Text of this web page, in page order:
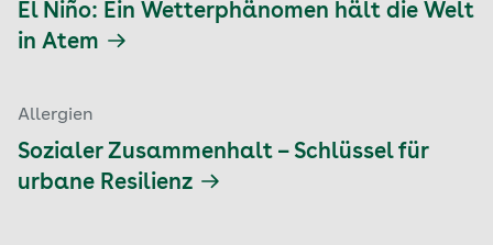
El Niño: Ein Wetterphänomen hält die Welt
in Atem
Allergien
Sozialer Zusammenhalt – Schlüssel für
urbane Resilienz